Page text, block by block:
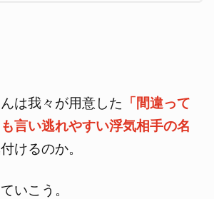
は我々が用意した
「間違って
言い逃れやすい浮気相手の名
けるのか。
いこう。